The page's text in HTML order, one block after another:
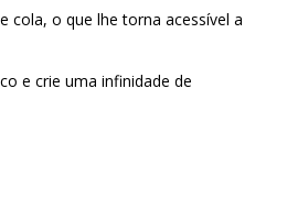
cola, o que lhe torna acessível a
e crie uma infinidade de